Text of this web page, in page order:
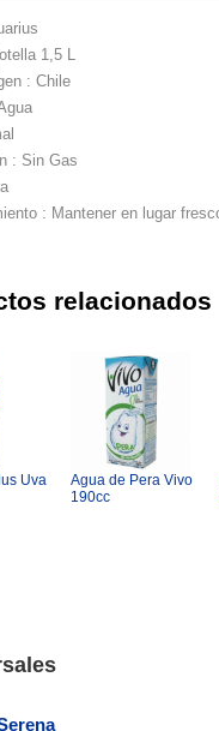
1,5 L
: Chile
: Sin Gas
: Mantener en lugar
relacionados
Uva
Agua de Pera Vivo
190cc